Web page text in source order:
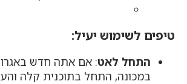
טיפים לשימוש יעיל:
התחל לאט: אם אתה חדש
במכונה, התחל בתוכנית קלה